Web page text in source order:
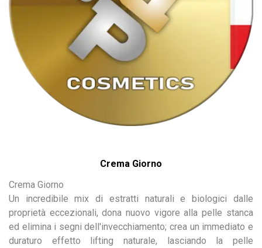
Crema Giorno
Crema Giorno
Un incredibile mix di estratti naturali e biologici dalle
proprietà eccezionali, dona nuovo vigore alla pelle stanca
ed elimina i segni dell'invecchiamento; crea un immediato e
duraturo effetto lifting naturale, lasciando la pelle